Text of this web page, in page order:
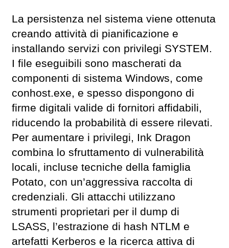
La persistenza nel sistema viene ottenuta
creando attività di pianificazione e
installando servizi con privilegi SYSTEM.
I file eseguibili sono mascherati da
componenti di sistema Windows, come
conhost.exe, e spesso dispongono di
firme digitali valide di fornitori affidabili,
riducendo la probabilità di essere rilevati.
Per aumentare i privilegi, Ink Dragon
combina lo sfruttamento di vulnerabilità
locali, incluse tecniche della famiglia
Potato, con un’aggressiva raccolta di
credenziali. Gli attacchi utilizzano
strumenti proprietari per il dump di
LSASS, l’estrazione di hash NTLM e
artefatti Kerberos e la ricerca attiva di